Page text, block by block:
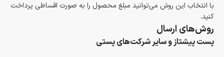
با انتخاب این روش می‌توانید مبلغ محصول را به صورت اقساطی پرداخت
کنید.
روش‌های ارسال
پست پیشتاز و سایر شرکت‌های پستی